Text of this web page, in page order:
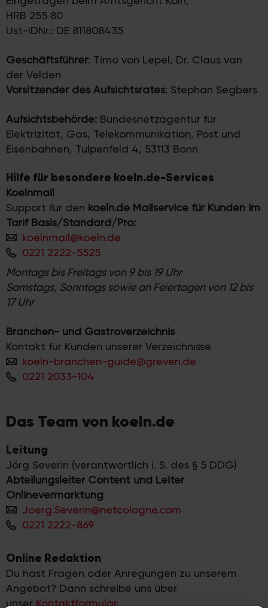
HRB 255 80
Ust-IDNr.: DE 811808435
Geschäftsführer: Timo von Lepel, Dr. Claus van
der Velden
Vorsitzender des Aufsichtsrates: Stephan Segbers
Aufsichtsbehörde: Bundesnetzagentur für
Elektrizität, Gas, Telekommunikation, Post und
Eisenbahnen, Tulpenfeld 4, 53113 Bonn
Hilfe für besondere koeln.de-Services
Koelnmail
Support für den koeln.de Mailservice für Kunden im
Tarif Basis/Standard/Pro:
koelnmail@koeln.de
0221 2222-5525
Montags bis Freitags von 9 bis 19 Uhr
Samstags, Sonntags sowie an Feiertagen von 12 bis
17 Uhr
Branchen- und Gastroverzeichnis
Kontakt für Kunden unserer Verzeichnisse
koeln-branchen-guide@greven.de
0221 2033-104
Das Team von koeln.de
Leitung
Jörg Severin (verantwortlich i. S. des § 5 DDG)
Abteilungsleiter Content und Leiter
Onlinevermarktung
Joerg.Severin@netcologne.com
0221 2222-869
Online Redaktion
Du hast Fragen oder Anregungen zu unserem
Angebot? Dann schreibe uns über
unser Kontaktformular.